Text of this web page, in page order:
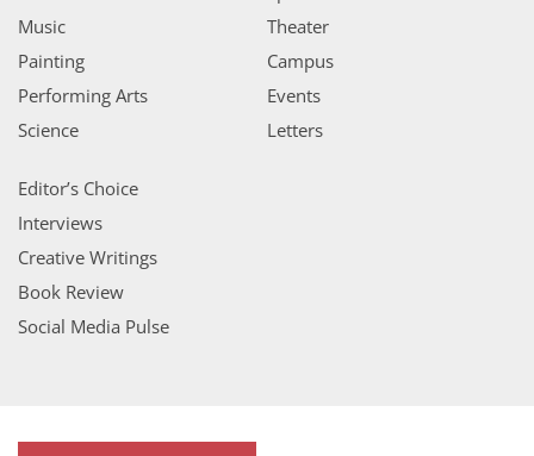
Music
Painting
Performing Arts
Science
Theater
Campus
Events
Letters
Editor’s Choice
Interviews
Creative Writings
Book Review
Social Media Pulse